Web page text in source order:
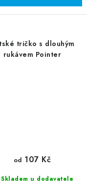
tričko s dlouhým
rukávem Pointer
Skladem u dodavatele
od 107 Kč